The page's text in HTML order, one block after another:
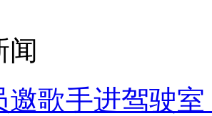
闻
邀歌手进驾驶